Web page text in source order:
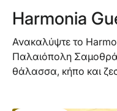
Harmonia
Ανακαλύψτε το
Παλαιόπολη
θάλασσα, κήπο και